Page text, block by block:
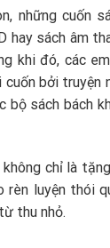
những cuốn
hay sách âm
khi đó, các
bởi truyện
bộ sách bách
chỉ là
rèn luyện thói
thu nhỏ.